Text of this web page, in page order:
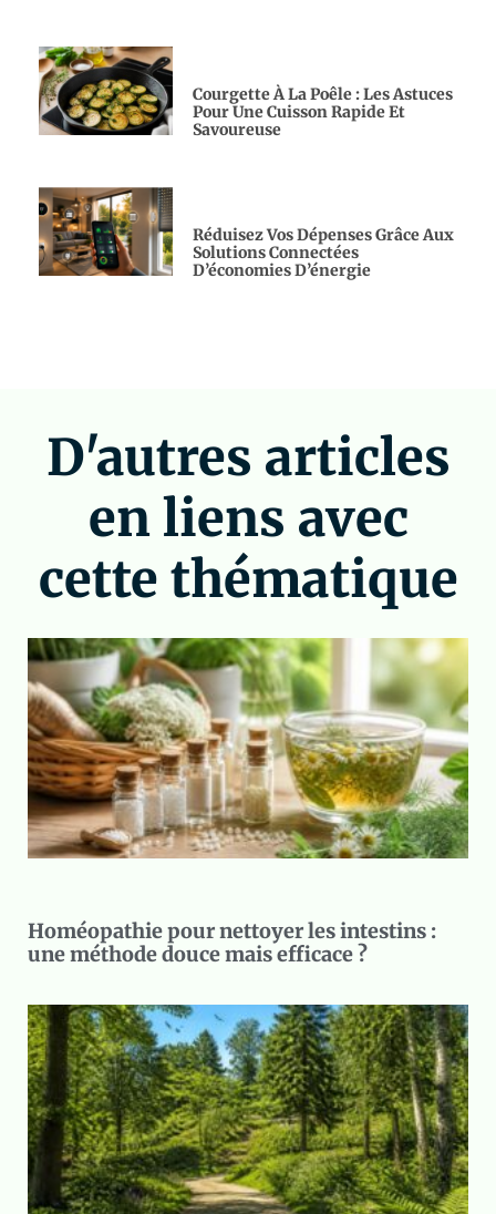
Courgette À La Poêle : Les Astuces
Pour Une Cuisson Rapide Et
Savoureuse
Réduisez Vos Dépenses Grâce Aux
Solutions Connectées
D’économies D’énergie
D'autres articles
en liens avec
cette thématique
Homéopathie pour nettoyer les intestins :
une méthode douce mais efficace ?